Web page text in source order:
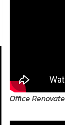
Office Renovate